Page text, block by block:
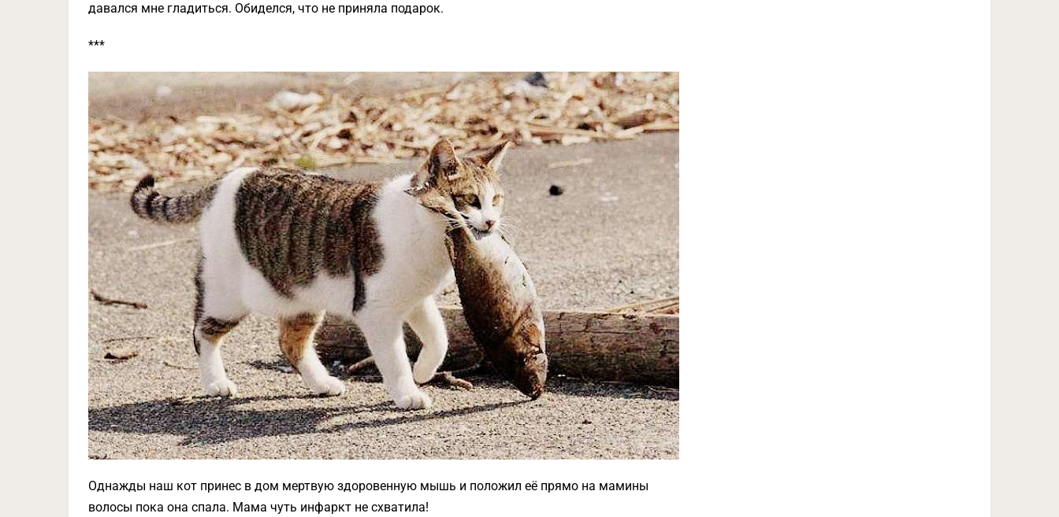
давался мне гладиться. Обиделся, что не приняла подарок.
***
Однажды наш кот принес в дом мертвую здоровенную мышь и положил её прямо на мамины
волосы пока она спала. Мама чуть инфаркт не схватила!